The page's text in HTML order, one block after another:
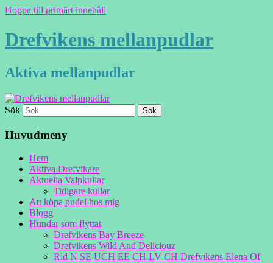
Hoppa till primärt innehåll
Drefvikens mellanpudlar
Aktiva mellanpudlar
Sök
Huvudmeny
Hem
Aktiva Drefvikare
Aktuella Valpkullar
Tidigare kullar
Att köpa pudel hos mig
Blogg
Hundar som flyttat
Drefvikens Bay Breeze
Drefvikens Wild And Deliciouz
Rld N SE UCH EE CH LV CH Drefvikens Elena Of